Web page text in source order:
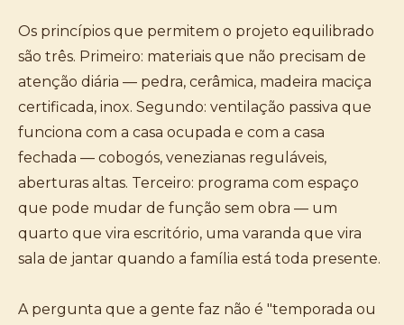
Os princípios que permitem o projeto equilibrado
são três. Primeiro: materiais que não precisam de
atenção diária — pedra, cerâmica, madeira maciça
certificada, inox. Segundo: ventilação passiva que
funciona com a casa ocupada e com a casa
fechada — cobogós, venezianas reguláveis,
aberturas altas. Terceiro: programa com espaço
que pode mudar de função sem obra — um
quarto que vira escritório, uma varanda que vira
sala de jantar quando a família está toda presente.
A pergunta que a gente faz não é "temporada ou